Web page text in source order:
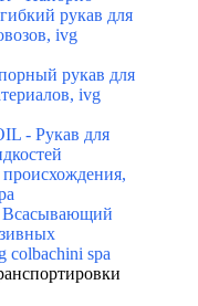
рукав для
ivg
рукав для
ivg
- Рукав для
происхождения,
colbachini spa